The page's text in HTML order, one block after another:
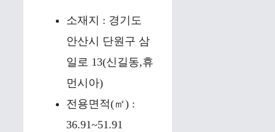
소재지 : 경기도
안산시 단원구 삼
일로 13(신길동,휴
먼시아)
전용면적(㎡) :
36.91~51.91